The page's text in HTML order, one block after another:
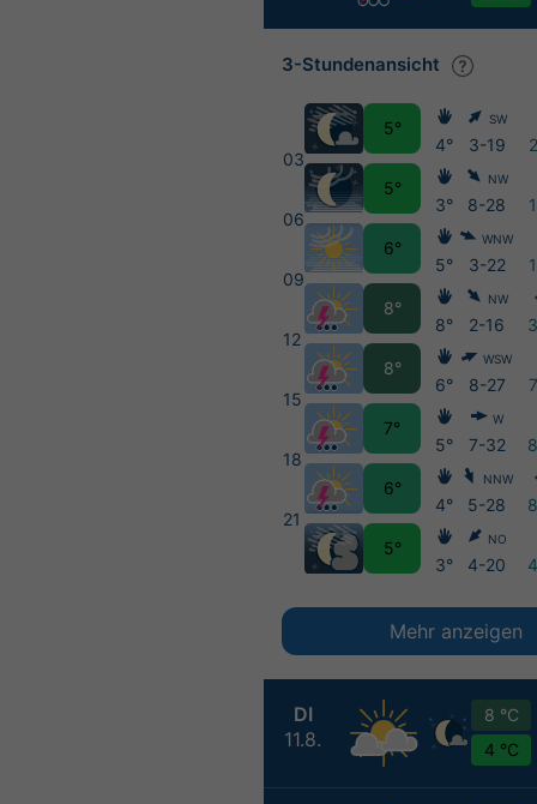
DI
11.8.
8 °C
4 °C
3-Stundenansicht
03
06
09
12
15
18
21
5°
5°
6°
8°
8°
7°
6°
5°
4°
3°
5°
8°
6°
5°
4°
3°
SW
3-19
NW
8-28
WNW
3-22
NW
2-16
WSW
8-27
W
7-32
NNW
5-28
NO
4-20
Mehr anzeigen